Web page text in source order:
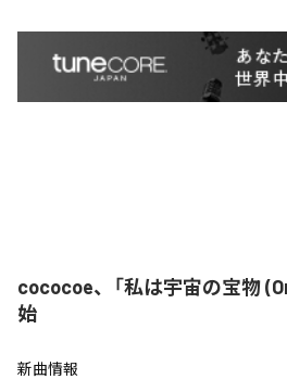
cococoe、「私は宇宙の宝物
始
新曲情報